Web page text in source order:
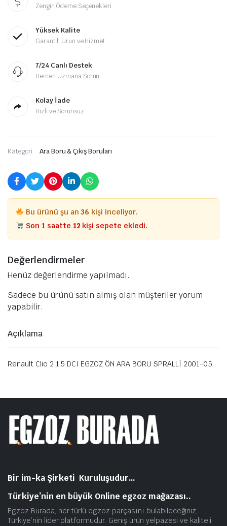
Zengin Ödeme Seçenekleri
Yüksek Kalite
Garantili Ürün ve Hizmet
7/24 Canlı Destek
Hemen Uzmana Sorun
Kolay İade
Hızlı ve Sorunsuz
Kategori: Ara Boru & Çıkış Boruları
Bu ürünü şu an36 kişi inceliyor.
Son 1 saatte 12 kişi sepete ekledi.
Değerlendirmeler
Henüz değerlendirme yapılmadı.
Sadece bu ürünü satın almış olan müşteriler yorum
yapabilir.
Açıklama
Renault Clio 2 1.5 DCI EGZOZ ÖN ARA BORU SPRALLİ 2001-05
Bir im-ka Şirketi Kuruluşudur…
Türkiye’nin en büyük Online egzoz mağazası..
Egzoz Burada, her türlü egzoz parçasını bulabileceğiniz,
Türkiye’nin lider platformudur. Geniş ürün yelpazesi ve kaliteli